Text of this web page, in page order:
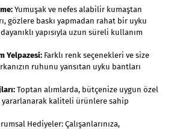
Yumuşak ve nefes alabilir kumaştan
gözlere baskı yapmadan rahat bir uyku
yapısıyla uzun süreli kullanım
Yelpazesi: Farklı renk seçenekleri ve size
ruhunu yansıtan uyku bantları
Toptan alımlarda, bütçenize uygun özel
yararlanarak kaliteli ürünlere sahip
Hediyeler: Çalışanlarınıza,